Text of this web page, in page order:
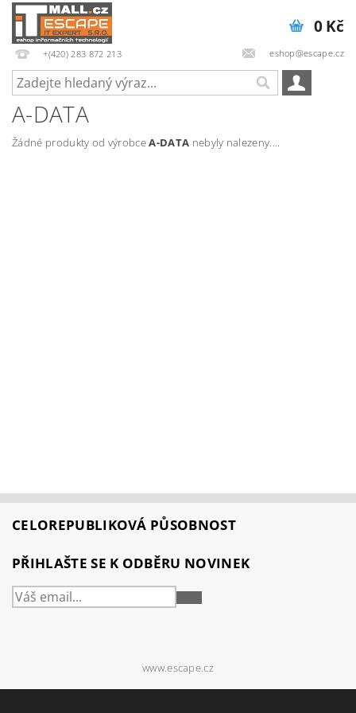
+(420) 283 872 213 eshop@escape.cz
0 Kč
A-DATA
Žádné produkty od výrobceA-DATA nebyly nalezeny....
CELOREPUBLIKOVÁ PŮSOBNOST
PŘIHLAŠTE SE K ODBĚRU NOVINEK
PŘIHLÁSIT
www.escape.cz